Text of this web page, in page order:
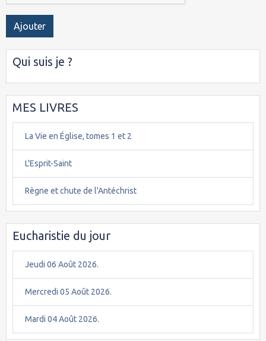
Ajouter
Qui suis je ?
MES LIVRES
La Vie en Église, tomes 1 et 2
L'Esprit-Saint
Règne et chute de l'Antéchrist
Eucharistie du jour
Jeudi 06 Août 2026.
Mercredi 05 Août 2026.
Mardi 04 Août 2026.